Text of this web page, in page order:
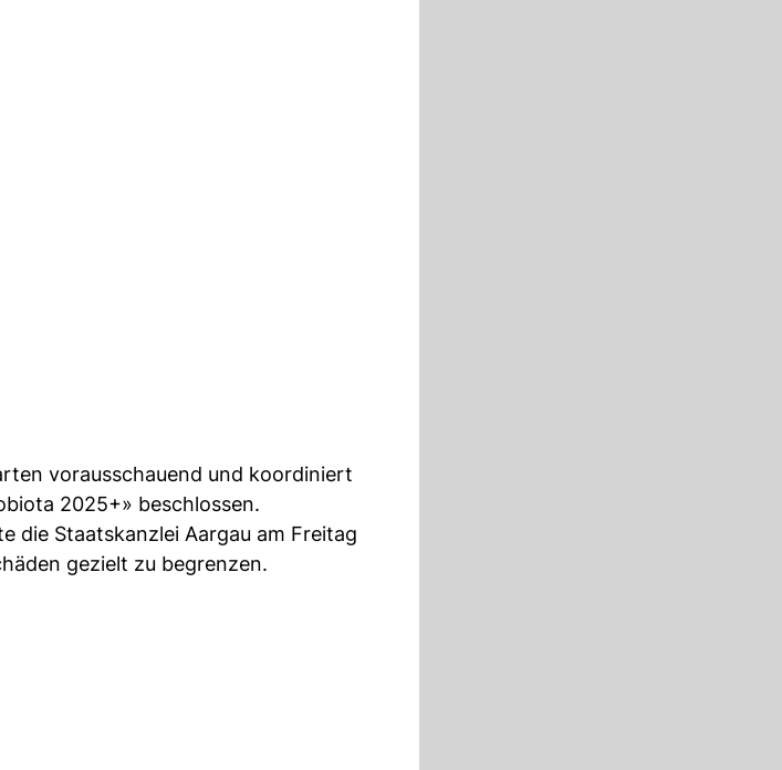
vorausschauend und koordiniert
2025+» beschlossen.
die Staatskanzlei Aargau am Freitag
gezielt zu begrenzen.